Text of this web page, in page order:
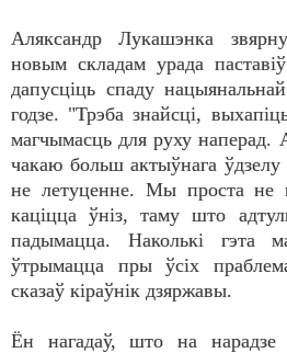
Аляксандр Лукашэнка
новым складам урада
дапусціць спаду
годзе. "Трэба знайсці,
магчымасць для руху наперад.
чакаю больш актыўнага
не летуценне. Мы проста не
каціцца ўніз, таму што
падымацца. Наколькі гэта
ўтрымацца пры ўсіх
сказаў кіраўнік дзяржавы.
Ён нагадаў, што на нарадзе